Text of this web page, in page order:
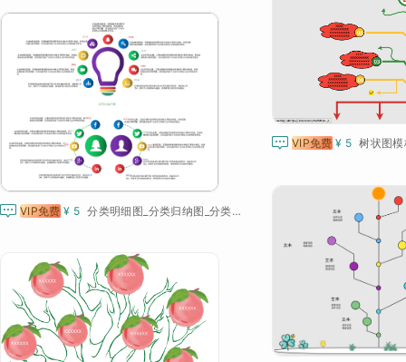
 VIP免费 ¥ 5 树状图
 VIP免费 ¥ 5 分类明细图_分类归纳图_分类示意图_分类树状图